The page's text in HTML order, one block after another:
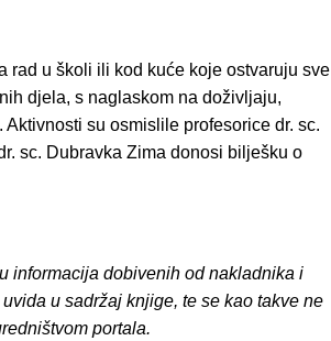
rad u školi ili kod kuće koje ostvaruju sve
djela, s naglaskom na doživljaju,
su osmislile profesorice dr. sc.
sc. Dubravka Zima donosi bilješku o
informacija dobivenih od nakladnika i
u sadržaj knjige, te se kao takve ne
portala.